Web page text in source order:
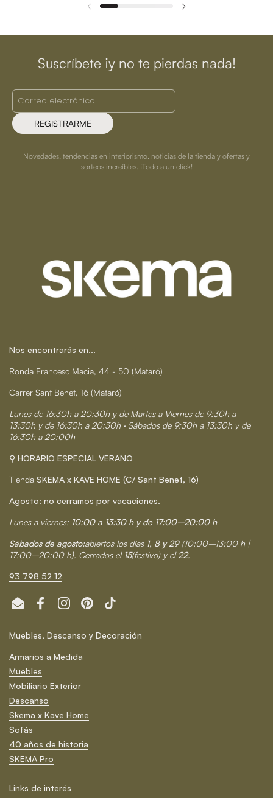
Suscríbete ¡y no te pierdas nada!
REGISTRARME
Novedades, tendencias en interiorismo, noticias de la tienda y ofertas y
sorteos increíbles. ¡Todo a un click!
Nos encontrarás en...
Ronda Francesc Macia, 44 - 50 (Mataró)
Carrer Sant Benet, 16 (Mataró)
Lunes de 16:30h a 20:30h y de Martes a Viernes de 9:30h a
13:30h y de 16:30h a 20:30h · Sábados de 9:30h a 13:30h y de
16:30h a 20:00h
⚲ HORARIO ESPECIAL VERANO
Tienda SKEMA x KAVE HOME (C/ Sant Benet, 16)
Agosto: no cerramos por vacaciones.
Lunes a viernes: 10:00 a 13:30 h y de 17:00–20:00 h
Sábados de agosto:abiertos los días 1, 8 y 29 (10:00–13:00 h |
17:00–20:00 h). Cerrados el 15(festivo) y el22.
93 798 52 12
Email FacebookInstagramPinterestTikTok
Muebles, Descanso y Decoración
Armarios a Medida
Muebles
Mobiliario Exterior
Descanso
Skema x Kave Home
Sofás
40 años de historia
SKEMA Pro
Links de interés